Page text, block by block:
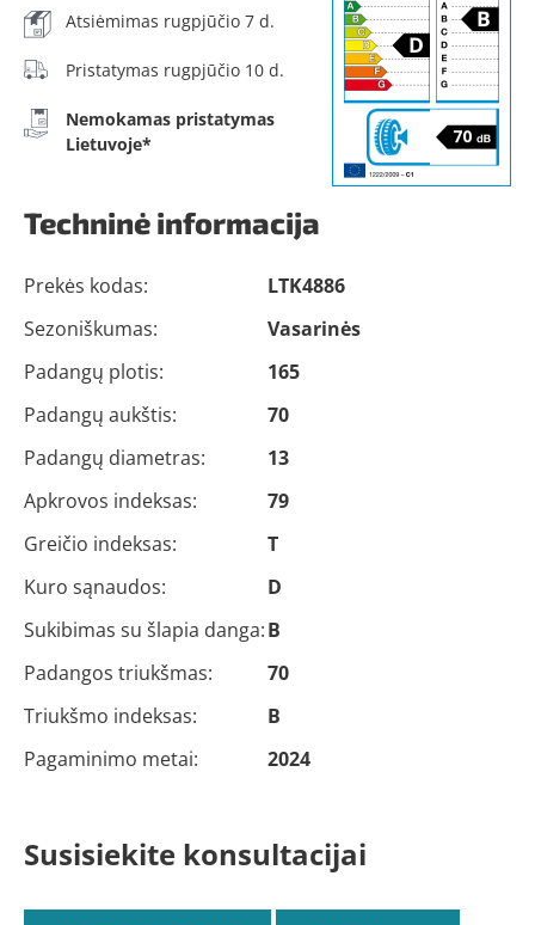
Atsiėmimas rugpjūčio 7 d.
Pristatymas rugpjūčio 10 d.
Nemokamas pristatymas
Lietuvoje*
Techninė informacija
Prekės kodas:
LTK4886
Sezoniškumas:
Vasarinės
Padangų plotis:
165
Padangų aukštis:
70
Padangų diametras:
13
Apkrovos indeksas:
79
Greičio indeksas:
T
Kuro sąnaudos:
D
Sukibimas su šlapia danga:B
Padangos triukšmas:
70
Triukšmo indeksas:
B
Pagaminimo metai:
2024
Susisiekite konsultacijai